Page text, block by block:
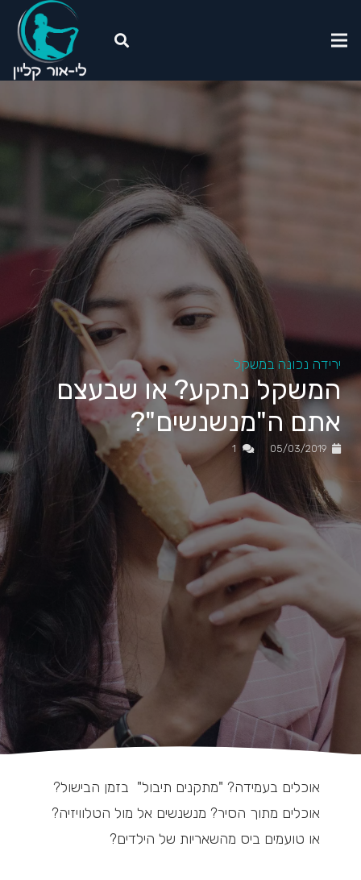
ירידה נכונה במשקל
המשקל נתקע? או שבעצם
אתם ה"מנשנשים"?
05/03/2019 תגובה
אוכלים בעמידה? "מתקנים תיבול" בזמן הבישול?
אוכלים מתוך הסיר? מנשנשים אל מול הטלוויזיה?
או טועמים ביס מהשאריות של הילדים?